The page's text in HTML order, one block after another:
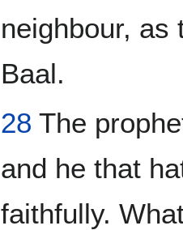
neighbour, as
Baal.
28 The
and he that
faithfully.